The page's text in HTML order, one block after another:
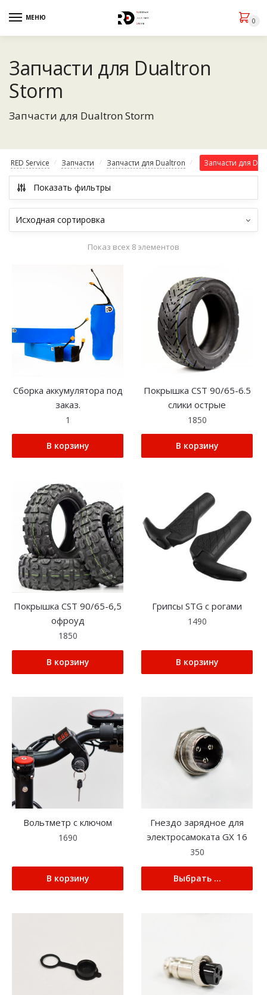
МЕНЮ 0
Запчасти для Dualtron
Storm
Запчасти для Dualtron Storm
RED Service / Запчасти / Запчасти для Dualtron / Запчасти для
Показать фильтры
Показ всех 8 элементов
Сборка аккумулятора под
заказ.
1
В корзину
Покрышка CST 90/65-6.5
слики острые
1850
В корзину
Покрышка CST 90/65-6,5
офроуд
1850
В корзину
Грипсы STG с рогами
1490
В корзину
Вольтметр с ключом
1690
В корзину
Гнездо зарядное для
электросамоката GX 16
350
Выбрать ...